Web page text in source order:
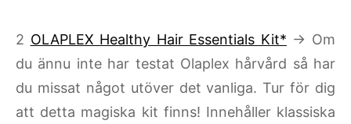
2 OLAPLEX Healthy Hair Essentials Kit* → Om
du ännu inte har testat Olaplex hårvård så har
du missat något utöver det vanliga. Tur för dig
att detta magiska kit finns! Innehåller klassiska